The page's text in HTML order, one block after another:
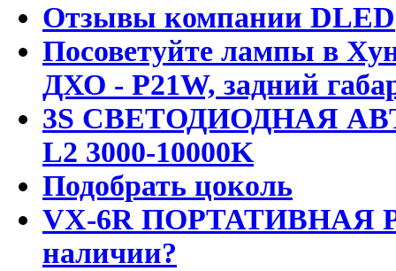
Отзывы компании DLED
Посоветуйте лампы в
ДХО - P21W, задний
3S СВЕТОДИОДНАЯ
L2 3000-10000K
Подобрать цоколь
VX-6R ПОРТАТИВНАЯ
наличии?